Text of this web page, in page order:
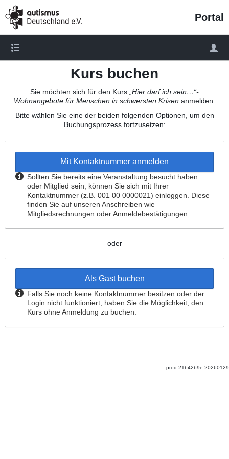
Portal
Kurs buchen
Sie möchten sich für den Kurs „Hier darf ich sein…“-
Wohnangebote für Menschen in schwersten Krisen anmelden.
Bitte wählen Sie eine der beiden folgenden Optionen, um den
Buchungsprozess fortzusetzen:
Mit Kontaktnummer anmelden
Sollten Sie bereits eine Veranstaltung besucht haben
oder Mitglied sein, können Sie sich mit Ihrer
Kontaktnummer (z.B. 001 00 0000021) einloggen. Diese
finden Sie auf unseren Anschreiben wie
Mitgliedsrechnungen oder Anmeldebestätigungen.
oder
Als Gast buchen
Falls Sie noch keine Kontaktnummer besitzen oder der
Login nicht funktioniert, haben Sie die Möglichkeit, den
Kurs ohne Anmeldung zu buchen.
prod 21b42b9e 20260129
/portal/veranstaltung/976